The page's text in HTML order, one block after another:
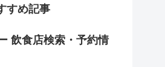
すめ記事
飲食店検索・予約情